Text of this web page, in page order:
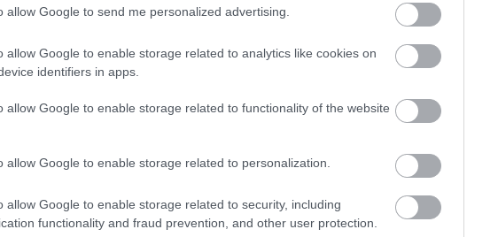
allow Google to send me personalized advertising.
allow Google to enable storage related to analytics like cookies on
identifiers in apps.
allow Google to enable storage related to functionality of the website
allow Google to enable storage related to personalization.
allow Google to enable storage related to security, including
functionality and fraud prevention, and other user protection.
A jelenlegi oktatási követelmények között
országban. Többségük számára óriási csapást
jelent, hogy szeptembertől már nem kaphatnak
olyan felmentéseket, például matematikából, vagy
számukra az érettségihez vezető napi küszködés
lemorzsolódásához és különösen a szegényebb
nem is igen tagadja, hogy ezekben a gyerekekben
látja a jövő közmunkásait és az új ...
a
2018 december
2018 november
2018 október
2018 szeptember
2018 március
2018 február
Feedek
RSS 2.0